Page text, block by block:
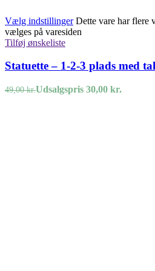
Vælg indstillinger Dette vare har flere
vælges på varesiden
Tilføj ønskeliste
Statuette – 1-2-3 plads med tal
49,00kr.Udsalgspris 30,00 kr.